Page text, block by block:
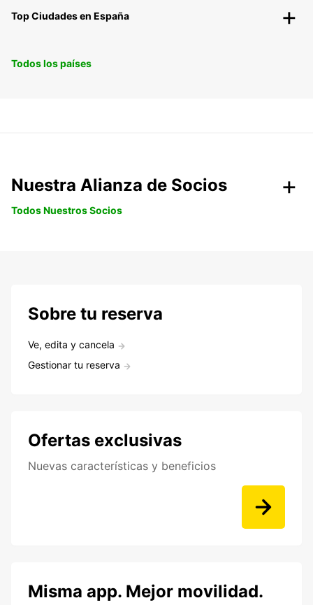
Top Ciudades en España
Todos los países
Nuestra Alianza de Socios
Todos Nuestros Socios
Sobre tu reserva
Ve, edita y cancela
Gestionar tu reserva
Ofertas exclusivas
Nuevas características y beneficios
Misma app. Mejor movilidad.